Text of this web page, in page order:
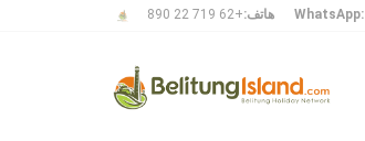
هاتف:+62 719 22 890 WhatsApp: